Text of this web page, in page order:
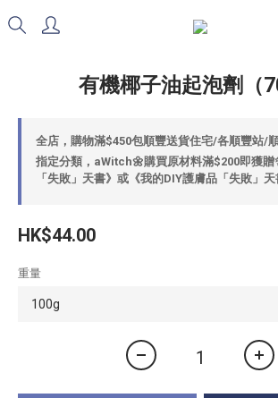
有機椰子油起泡劑（
全店，購物滿$450包順豐送貨住宅/各順豐站/
指定分類，aWitch🌼購買原材料滿$200即獲贈
「失敗」天書》或《我的DIY護膚品「失敗」天
HK$44.00
重量